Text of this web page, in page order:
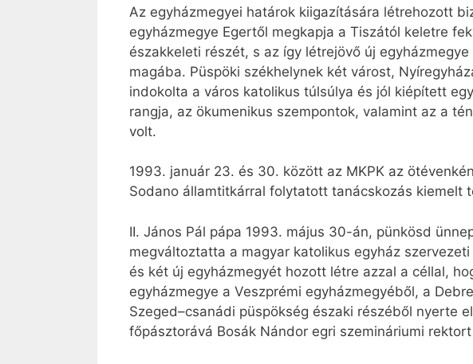
Az egyházmegyei határok kiigazítására létrehozott
egyházmegye Egertől megkapja a Tiszától keletre
északkeleti részét, s az így létrejövő új
magába. Püspöki székhelynek két várost,
indokolta a város katolikus túlsúlya és jól kiépített
rangja, az ökumenikus szempontok, valamint az a
volt.
1993. január 23. és 30. között az MKPK az
Sodano államtitkárral folytatott tanácskozás kiemelt
II. János Pál pápa 1993. május 30-án, pünkösd
megváltoztatta a magyar katolikus egyház
és két új egyházmegyét hozott létre azzal a céllal,
egyházmegye a Veszprémi egyházmegyéből, a
Szeged–csanádi püspökség északi részéből nyerte
főpásztorává Bosák Nándor egri szemináriumi